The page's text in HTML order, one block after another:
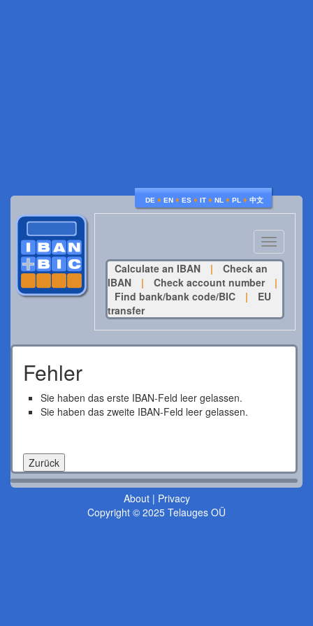
DE ♦ EN ♦ ES ♦ IT ♦ NL ♦ PL ♦ 中文
Toggle
navigation
Calculate an IBAN
|
Check an
IBAN
| Check account number
|
Find bank/bank code/BIC
|
EU
transfer
Fehler
Sie haben das erste IBAN-Feld leer gelassen.
Sie haben das zweite IBAN-Feld leer gelassen.
About| Privacy
Copyright © 2025 Telauges OÜ